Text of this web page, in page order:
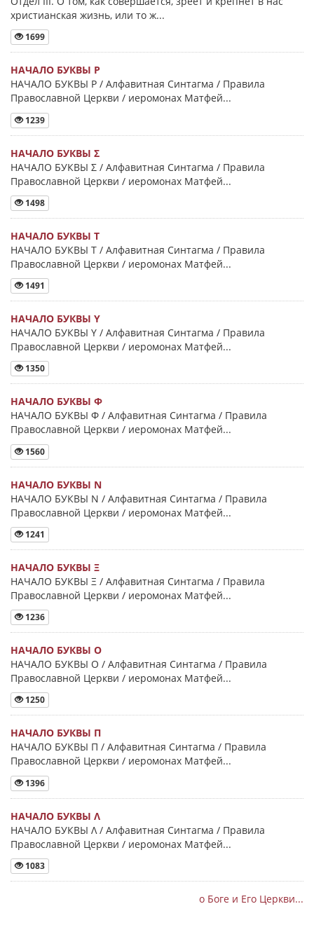
христианская жизнь, или то ж...
1699
НАЧАЛО БУКВЫ Ρ
НАЧАЛО БУКВЫ Ρ / Алфавитная Синтагма / Правила
Православной Церкви / иеромонах Матфей...
1239
НАЧАЛО БУКВЫ Σ
НАЧАЛО БУКВЫ Σ / Алфавитная Синтагма / Правила
Православной Церкви / иеромонах Матфей...
1498
НАЧАЛО БУКВЫ Τ
НАЧАЛО БУКВЫ Τ / Алфавитная Синтагма / Правила
Православной Церкви / иеромонах Матфей...
1491
НАЧАЛО БУКВЫ Y
НАЧАЛО БУКВЫ Y / Алфавитная Синтагма / Правила
Православной Церкви / иеромонах Матфей...
1350
НАЧАЛО БУКВЫ Φ
НАЧАЛО БУКВЫ Φ / Алфавитная Синтагма / Правила
Православной Церкви / иеромонах Матфей...
1560
НАЧАЛО БУКВЫ Ν
НАЧАЛО БУКВЫ Ν / Алфавитная Синтагма / Правила
Православной Церкви / иеромонах Матфей...
1241
НАЧАЛО БУКВЫ Ξ
НАЧАЛО БУКВЫ Ξ / Алфавитная Синтагма / Правила
Православной Церкви / иеромонах Матфей...
1236
НАЧАЛО БУКВЫ Ο
НАЧАЛО БУКВЫ Ο / Алфавитная Синтагма / Правила
Православной Церкви / иеромонах Матфей...
1250
НАЧАЛО БУКВЫ Π
НАЧАЛО БУКВЫ Π / Алфавитная Синтагма / Правила
Православной Церкви / иеромонах Матфей...
1396
НАЧАЛО БУКВЫ Λ
НАЧАЛО БУКВЫ Λ / Алфавитная Синтагма / Правила
Православной Церкви / иеромонах Матфей...
1083
о Боге и Его Церкви...